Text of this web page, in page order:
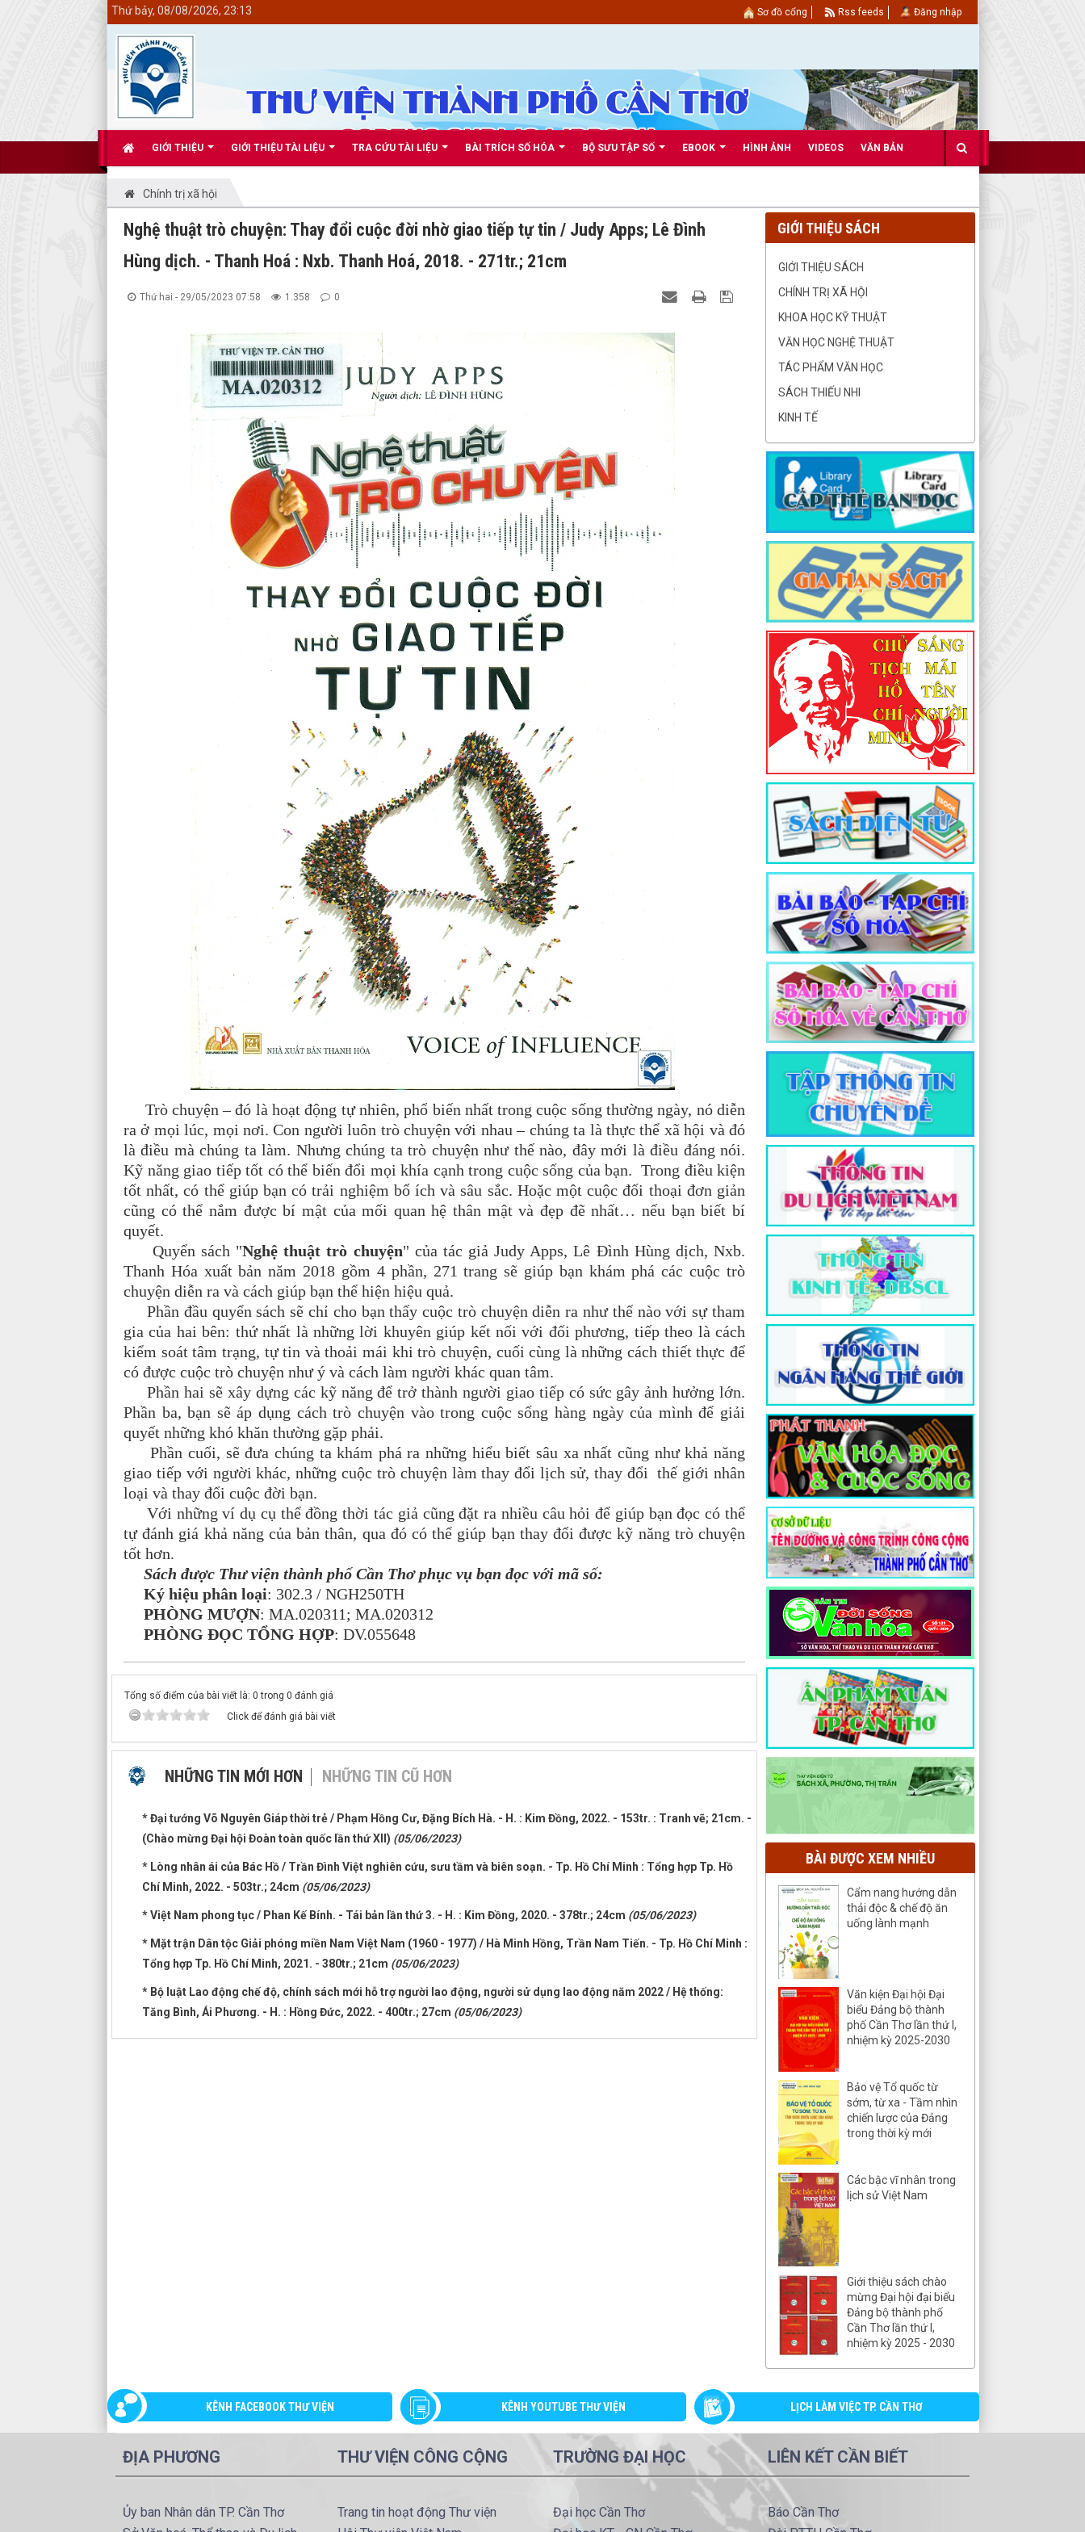
GIỚI THIỆU GIỚI THIỆU TÀI LIỆU TRA CỨU TÀI LIỆU BÀI TRÍCH SỐ HÓA BỘ SƯU TẬP SỐ EBOOK HÌNH ẢNH VIDEOS VĂN BẢN
Thứ bảy, 08/08/2026, 23:13 Sơ đồ cổng Rss feeds Đăng nhập
Chính trị xã hội
Nghệ thuật trò chuyện: Thay đổi cuộc đời nhờ giao tiếp tự tin / Judy Apps; Lê Đình
Hùng dịch. - Thanh Hoá : Nxb. Thanh Hoá, 2018. - 271tr.; 21cm
Thứ hai - 29/05/2023 07:58 1.358 0
Trò chuyện – đó là hoạt động tự nhiên, phổ biến nhất trong cuộc sống thường ngày, nó diễn
ra ở mọi lúc, mọi nơi. Con người luôn trò chuyện với nhau – chúng ta là thực thể xã hội và đó
là điều mà chúng ta làm. Nhưng chúng ta trò chuyện như thế nào, đây mới là điều đáng nói.
Kỹ năng giao tiếp tốt có thể biến đổi mọi khía cạnh trong cuộc sống của bạn. Trong điều kiện
tốt nhất, có thể giúp bạn có trải nghiệm bổ ích và sâu sắc. Hoặc một cuộc đối thoại đơn giản
cũng có thể nắm được bí mật của mối quan hệ thân mật và đẹp đẽ nhất… nếu bạn biết bí
quyết.
Quyển sách "Nghệ thuật trò chuyện" của tác giả Judy Apps, Lê Đình Hùng dịch, Nxb.
Thanh Hóa xuất bản năm 2018 gồm 4 phần, 271 trang sẽ giúp bạn khám phá các cuộc trò
chuyện diễn ra và cách giúp bạn thể hiện hiệu quả.
Phần đầu quyển sách sẽ chỉ cho bạn thấy cuộc trò chuyện diễn ra như thế nào với sự tham
gia của hai bên: thứ nhất là những lời khuyên giúp kết nối với đối phương, tiếp theo là cách
kiểm soát tâm trạng, tự tin và thoải mái khi trò chuyện, cuối cùng là những cách thiết thực để
có được cuộc trò chuyện như ý và cách làm người khác quan tâm.
Phần hai sẽ xây dựng các kỹ năng để trở thành người giao tiếp có sức gây ảnh hưởng lớn.
Phần ba, bạn sẽ áp dụng cách trò chuyện vào trong cuộc sống hàng ngày của mình để giải
quyết những khó khăn thường gặp phải.
Phần cuối, sẽ đưa chúng ta khám phá ra những hiểu biết sâu xa nhất cũng như khả năng
giao tiếp với người khác, những cuộc trò chuyện làm thay đổi lịch sử, thay đổi thế giới nhân
loại và thay đổi cuộc đời bạn.
Với những ví dụ cụ thể đồng thời tác giả cũng đặt ra nhiều câu hỏi để giúp bạn đọc có thể
tự đánh giá khả năng của bản thân, qua đó có thể giúp bạn thay đổi được kỹ năng trò chuyện
tốt hơn.
Sách được Thư viện thành phố Cần Thơ phục vụ bạn đọc với mã số:
Ký hiệu phân loại: 302.3 / NGH250TH
PHÒNG MƯỢN: MA.020311; MA.020312
PHÒNG ĐỌC TỔNG HỢP: DV.055648
Tổng số điểm của bài viết là: 0 trong 0 đánh giá
Click để đánh giá bài viết
NHỮNG TIN MỚI HƠN NHỮNG TIN CŨ HƠN
* Đại tướng Võ Nguyên Giáp thời trẻ / Phạm Hồng Cư, Đặng Bích Hà. - H. : Kim Đồng, 2022. - 153tr. : Tranh vẽ; 21cm. -
(Chào mừng Đại hội Đoàn toàn quốc lần thứ XII) (05/06/2023)
* Lòng nhân ái của Bác Hồ / Trần Đình Việt nghiên cứu, sưu tầm và biên soạn. - Tp. Hồ Chí Minh : Tổng hợp Tp. Hồ
Chí Minh, 2022. - 503tr.; 24cm (05/06/2023)
* Việt Nam phong tục / Phan Kế Bính. - Tái bản lần thứ 3. - H. : Kim Đồng, 2020. - 378tr.; 24cm (05/06/2023)
* Mặt trận Dân tộc Giải phóng miền Nam Việt Nam (1960 - 1977) / Hà Minh Hồng, Trần Nam Tiến. - Tp. Hồ Chí Minh :
Tổng hợp Tp. Hồ Chí Minh, 2021. - 380tr.; 21cm (05/06/2023)
* Bộ luật Lao động chế độ, chính sách mới hỗ trợ người lao động, người sử dụng lao động năm 2022 / Hệ thống:
Tăng Bình, Ái Phương. - H. : Hồng Đức, 2022. - 400tr.; 27cm (05/06/2023)
GIỚI THIỆU SÁCH
GIỚI THIỆU SÁCH
CHÍNH TRỊ XÃ HỘI
KHOA HỌC KỸ THUẬT
VĂN HỌC NGHỆ THUẬT
TÁC PHẨM VĂN HỌC
SÁCH THIẾU NHI
KINH TẾ
BÀI ĐƯỢC XEM NHIỀU
Cẩm nang hướng dẫn
thải độc & chế độ ăn
uống lành mạnh
Văn kiện Đại hội Đại
biểu Đảng bộ thành
phố Cần Thơ lần thứ I,
nhiệm kỳ 2025-2030
Bảo vệ Tổ quốc từ
sớm, từ xa - Tầm nhìn
chiến lược của Đảng
trong thời kỳ mới
Các bậc vĩ nhân trong
lịch sử Việt Nam
Giới thiệu sách chào
mừng Đại hội đại biểu
Đảng bộ thành phố
Cần Thơ lần thứ I,
nhiệm kỳ 2025 - 2030
KÊNH FACEBOOK THƯ VIỆN KÊNH YOUTUBE THƯ VIỆN LỊCH LÀM VIỆC TP. CẦN THƠ
ĐỊA PHƯƠNG
Ủy ban Nhân dân TP. Cần Thơ
THƯ VIỆN CÔNG CỘNG
Trang tin hoạt động Thư viện
TRƯỜNG ĐẠI HỌC
Đại học Cần Thơ
LIÊN KẾT CẦN BIẾT
Báo Cần Thơ